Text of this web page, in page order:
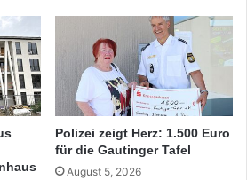
Polizei zeigt Herz: 1.500 Euro
für die Gautinger Tafel
August 5, 2026